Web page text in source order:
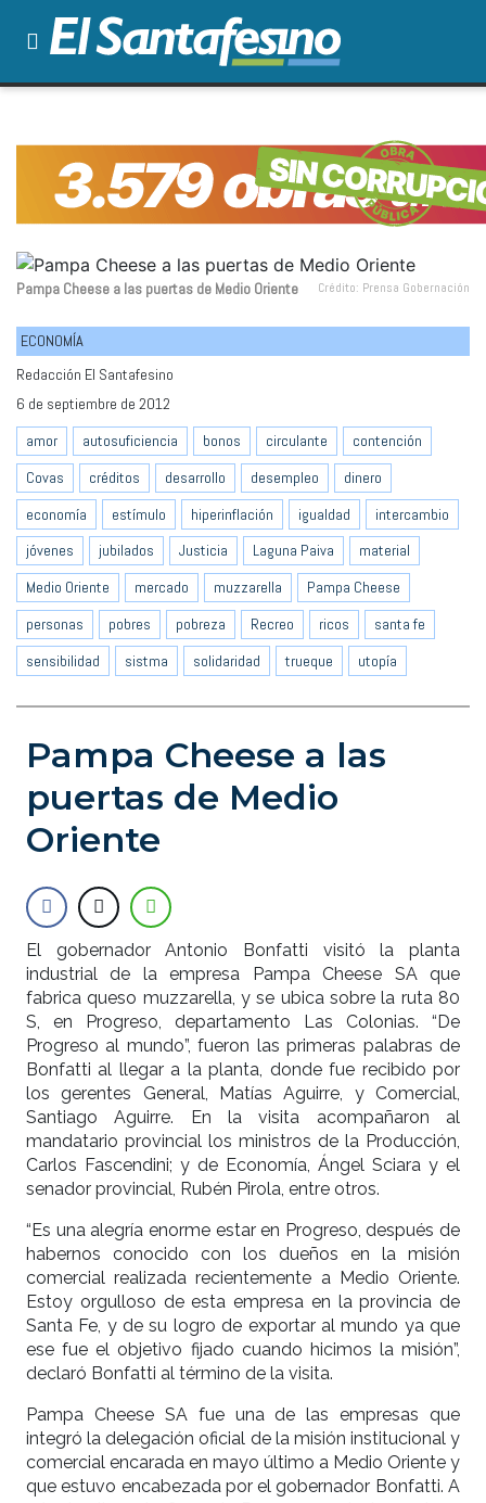
Pampa Cheese a las puertas de Medio Oriente Crédito: Prensa Gobernación
ECONOMÍA
Redacción El Santafesino
6 de septiembre de 2012
amor
autosuficiencia bonos circulante
contención
Covas
créditos desarrollo desempleo
dinero
economía
estímulo hiperinflación igualdad
intercambio
jóvenes
jubilados Justicia Laguna Paiva
material
Medio Oriente
mercado muzzarella
Pampa Cheese
personas
pobres pobreza Recreo ricos
santa fe
sensibilidad
sistma solidaridad trueque utopía
Pampa Cheese a las
puertas de Medio
Oriente
El gobernador Antonio Bonfatti visitó la planta
industrial de la empresa Pampa Cheese SA que
fabrica queso muzzarella, y se ubica sobre la ruta 80
S, en Progreso, departamento Las Colonias. “De
Progreso al mundo”, fueron las primeras palabras de
Bonfatti al llegar a la planta, donde fue recibido por
los gerentes General, Matías Aguirre, y Comercial,
Santiago Aguirre. En la visita acompañaron al
mandatario provincial los ministros de la Producción,
Carlos Fascendini; y de Economía, Ángel Sciara y el
senador provincial, Rubén Pirola, entre otros.
“Es una alegría enorme estar en Progreso, después de
habernos conocido con los dueños en la misión
comercial realizada recientemente a Medio Oriente.
Estoy orgulloso de esta empresa en la provincia de
Santa Fe, y de su logro de exportar al mundo ya que
ese fue el objetivo fijado cuando hicimos la misión”,
declaró Bonfatti al término de la visita.
Pampa Cheese SA fue una de las empresas que
integró la delegación oficial de la misión institucional y
comercial encarada en mayo último a Medio Oriente y
que estuvo encabezada por el gobernador Bonfatti. A